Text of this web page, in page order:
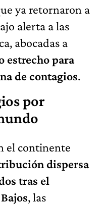
ya retornaron a
alerta a las
abocadas a
estrecho para
de contagios.
por
el continente
dispersa
tras el
, las